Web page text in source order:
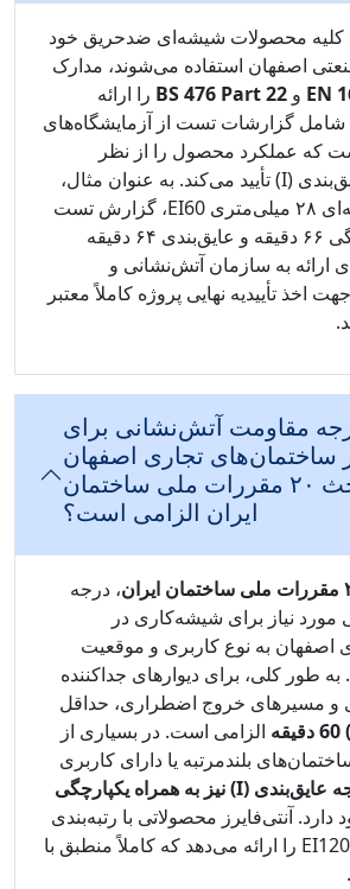
کلیه محصولات شیشه‌ای ضدحریق خود
اصفهان استفاده می‌شوند، مدارک
EN و BS 476 Part 22 را ارائه
شامل گزارشات تست از آزمایشگاه‌های
که عملکرد محصول را از نظر
یکپارچگی (E) و عایق‌بندی (I) تأیید می‌کند. به عنوان مثال،
برای سیستم شیشه‌ای ۲۸ میلی‌متری EI60، گزارش تست
نشان‌دهنده یکپارچگی ۶۶ دقیقه و عایق‌بندی ۶۴ دقیقه
ارائه به سازمان آتش‌نشانی و
اخذ تأییدیه نهایی پروژه کاملاً معتبر
مقاومت آتش‌نشانی برای
تجاری اصفهان
بر اساس مبحث ۲۰ مقررات ملی ساختمان
ایران الزامی است؟
، درجه
نیاز برای شیشه‌کاری در
اصفهان به نوع کاربری و موقعیت
طور کلی، برای دیوارهای جداکننده
و مسیرهای خروج اضطراری، حداقل
الزامی است. در بسیاری از
بلندمرتبه یا دارای کاربری
درجه عایق‌بندی (I) نیز به همراه یکپارچگی
دارد. آنتی‌فایرز محصولاتی با رتبه‌بندی
E60، E90، EI60 و EI120 را ارائه می‌دهد که کاملاً منطبق با